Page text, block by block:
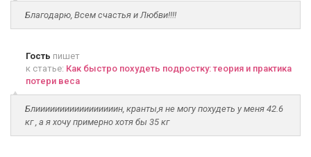
Благодарю, Всем счастья и Любви!!!!
Гость пишет
к статье: Как быстро похудеть подростку: теория и практика
потери веса
Блииииииииииииииииин, кранты,я не могу похудеть у меня 42.6
кг , а я хочу примерно хотя бы 35 кг